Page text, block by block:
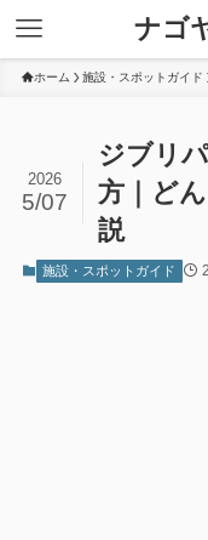
ナゴ
ホーム 施設・スポットガイド
ジブリ
方｜ど
説
2026
5/07
施設・スポットガイド